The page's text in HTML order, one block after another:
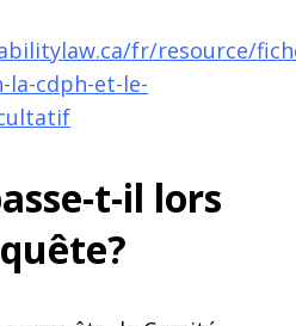
fr/resource/
cdph-et-le-
t-il lors